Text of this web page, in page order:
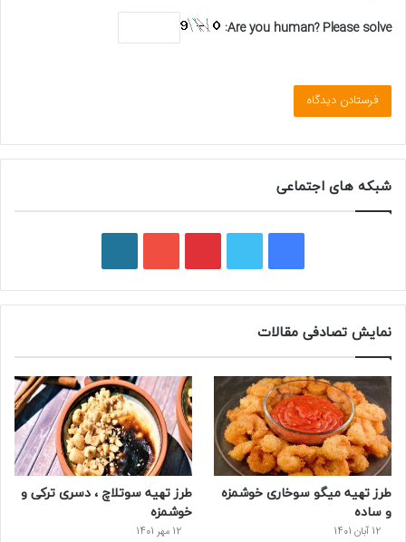
Are you human? Please solve:
شبکه های اجتماعی
ی
س
ب
و
ک
و
ی
ت
ر
ی
ت
ر
ی
س
ت
و
ی
و
ب
ر
پ
ر
س
نمایش تصادفی مقالات
طرز تهیه میگو سوخاری خوشمزه
و ساده
12 آبان 1401
طرز تهیه سوتلاچ ، دسری ترکی و
خوشمزه
12 مهر 1401